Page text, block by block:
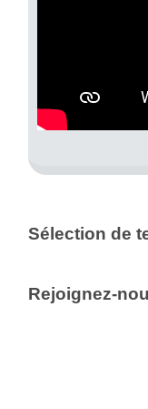
Sélection de
Rejoignez-